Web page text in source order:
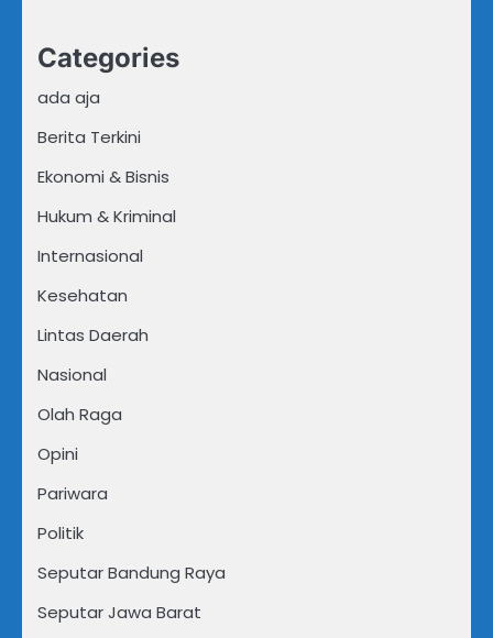
Categories
ada aja
Berita Terkini
Ekonomi & Bisnis
Hukum & Kriminal
Internasional
Kesehatan
Lintas Daerah
Nasional
Olah Raga
Opini
Pariwara
Politik
Seputar Bandung Raya
Seputar Jawa Barat